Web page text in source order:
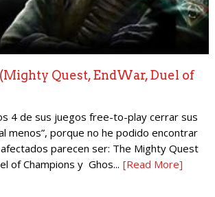
Quest, EndWar, Duel of
4 de sus juegos free-to-play cerrar sus
menos”, porque no he podido encontrar
parecen ser: The Mighty Quest
of Champions y Ghos... [Read More]